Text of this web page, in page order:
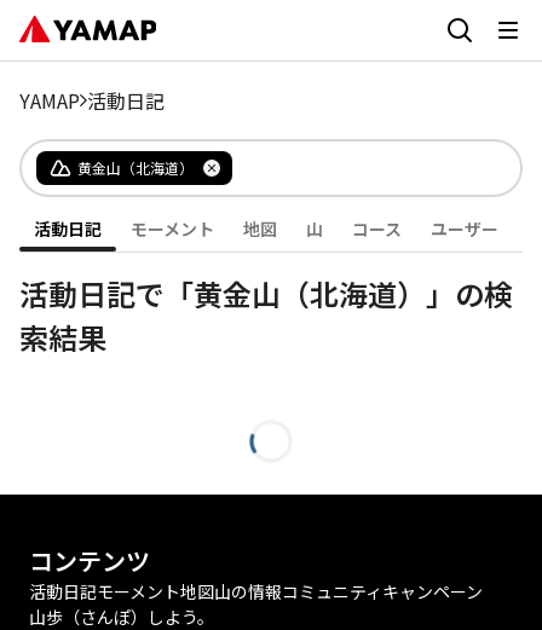
YAMAP 活動日記
黄金山（北海道）
活動日記 モーメント 地図 山 コース ユーザー
活動日記で「黄金山（北海道）」の検
索結果
コンテンツ
活動日記モーメント地図山の情報コミュニティ キャンペーン
山歩（さんぽ）しよう。